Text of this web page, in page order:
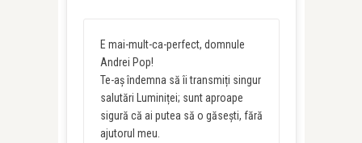
E mai-mult-ca-perfect, domnule
Andrei Pop!
Te-aș îndemna să îi transmiți singur
salutări Luminiței; sunt aproape
sigură că ai putea să o găsești, fără
ajutorul meu.